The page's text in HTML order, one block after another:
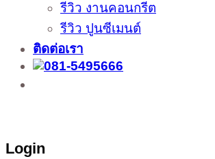
รีวิว งานคอนกรีต
รีวิว ปูนซีเมนต์
ติดต่อเรา
Login